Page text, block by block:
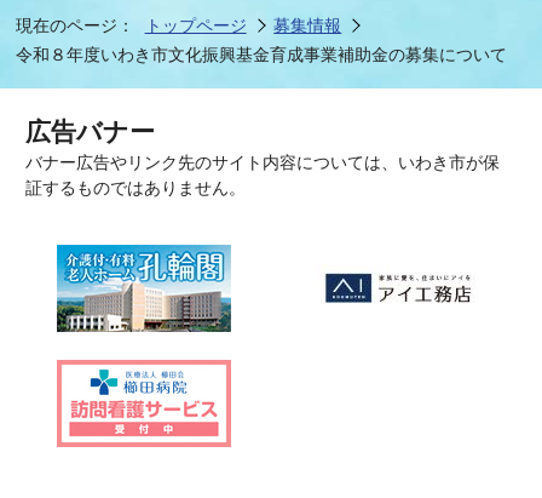
現在のページ： トップページ
募集情報
令和８年度いわき市文化振興基金育成事業補助金の募集について
広告バナー
バナー広告やリンク先のサイト内容については、いわき市が保
証するものではありません。